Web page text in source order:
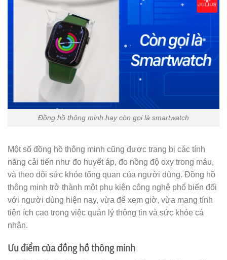
Đồng hồ thông minh hay còn gọi là smartwatch
Một số đồng hồ thông minh cũng được trang bị các tính
năng cải tiến như đo huyết áp, đo nồng độ oxy trong máu,
và theo dõi sức khỏe tổng quan của người dùng. Đồng hồ
thông minh trở thành một phụ kiện công nghệ phổ biến đối
với người dùng hiện nay, vừa để xem giờ, vừa mang tính
tiện ích cao trong việc quản lý thông tin và sức khỏe cá
nhân.
Ưu điểm của đồng hồ thông minh